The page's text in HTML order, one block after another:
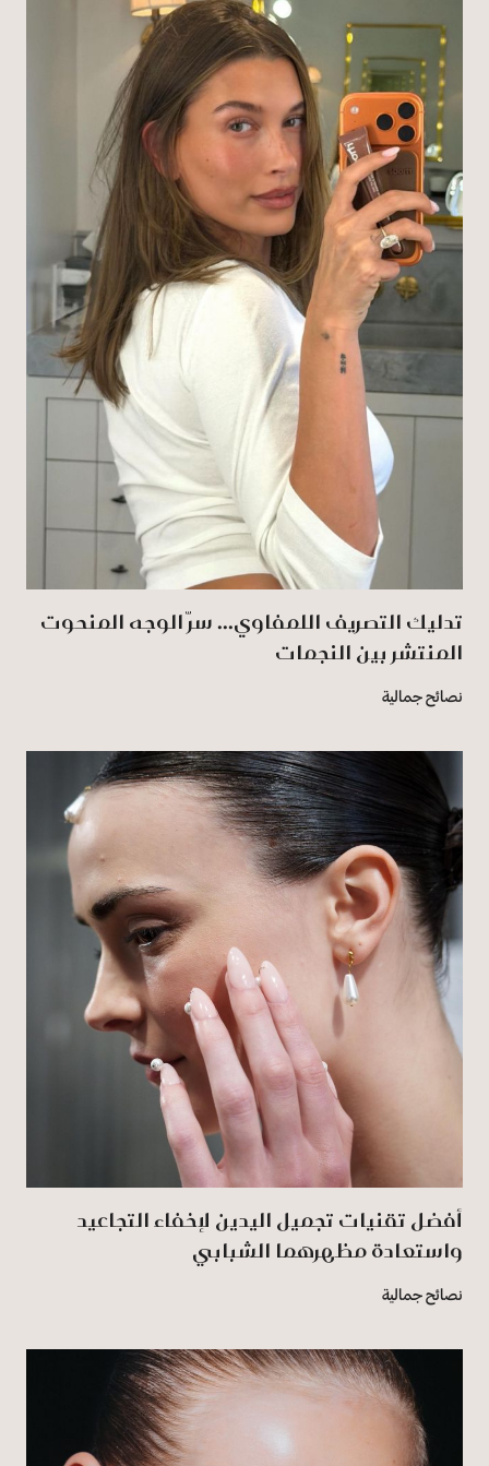
تدليك التصريف اللمفاوي... سرّ الوجه المنحوت
المنتشر بين النجمات
نصائح جمالية
أفضل تقنيات تجميل اليدين لإخفاء التجاعيد
واستعادة مظهرهما الشبابي
نصائح جمالية